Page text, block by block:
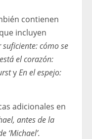
contienen
incluyen
cómo se
el corazón:
yEn el espejo:
adicionales en
antes de la
‘Michael’.